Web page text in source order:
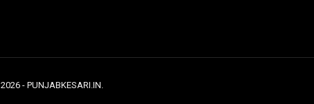
2026- PUNJABKESARI.IN.